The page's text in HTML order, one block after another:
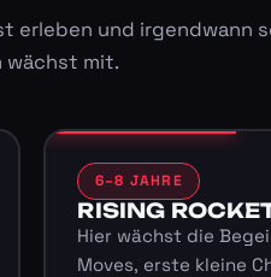
erleben und irgendwann
wächst mit.
6–8 JAHRE
RISING
Hier wächst die
Moves, erste kleine